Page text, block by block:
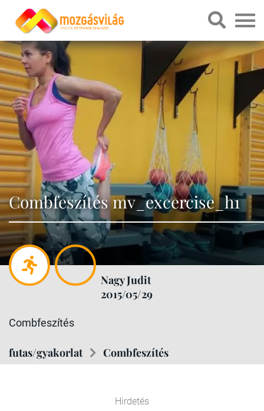
Combfeszítés mv_excercise_h1
Nagy Judit
2015/05/29
Combfeszítés
futas/gyakorlat Combfeszítés
Hirdetés